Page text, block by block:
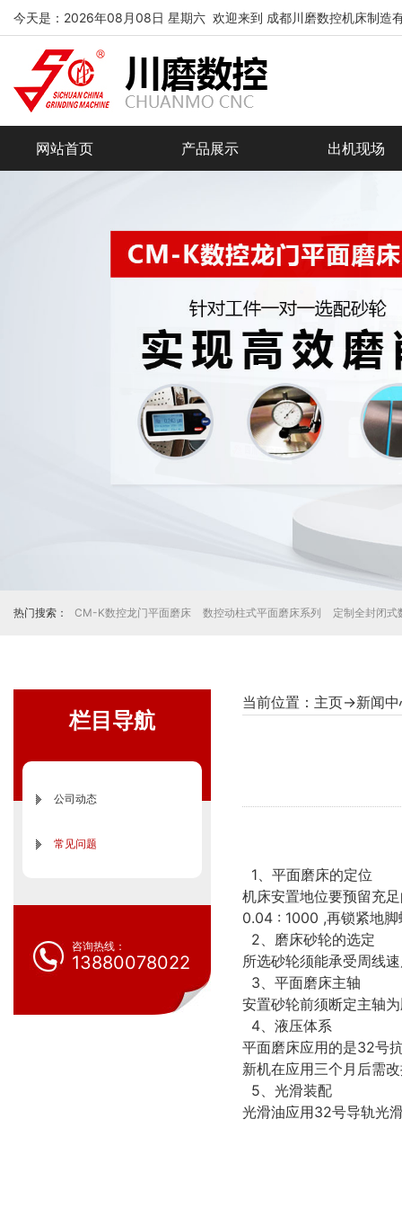
今天是：2026年08月08日 星期六 欢迎来到 成都川磨数控机床制造
网站首页 产品展示 出机现场
热门搜索： CM-K数控龙门平面磨床 数控动柱式平面磨床系列 定制全封闭式
栏目导航
公司动态
常见问题
咨询热线：
13880078022
当前位置： 主页→新闻
1、平面磨床的定位
机床安置地位要预留充
0.04 : 1000 ,再锁紧地脚
2、磨床砂轮的选定
所选砂轮须能承受周线
3、平面磨床主轴
安置砂轮前须断定主轴
4、液压体系
平面磨床应用的是32号
新机在应用三个月后需
5、光滑装配
光滑油应用32号导轨光